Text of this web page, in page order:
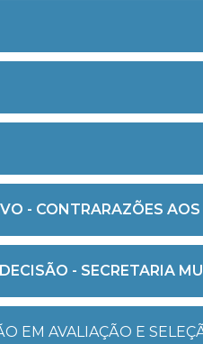
- CONTRARAZÕES AOS
- SECRETARIA
EM AVALIAÇÃO E